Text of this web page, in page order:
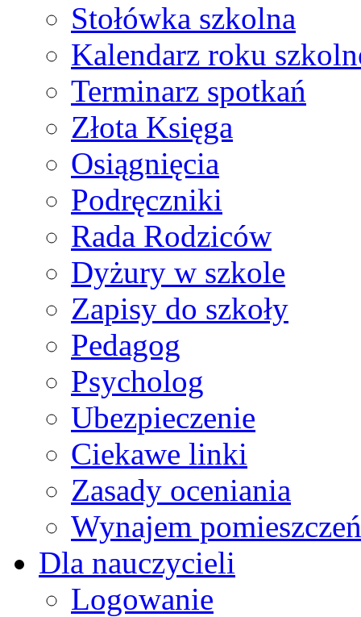
Stołówka szkolna
Kalendarz roku
Terminarz spotkań
Złota Księga
Osiągnięcia
Podręczniki
Rada Rodziców
Dyżury w szkole
Zapisy do szkoły
Pedagog
Psycholog
Ubezpieczenie
Ciekawe linki
Zasady oceniania
Wynajem pomieszczeń
Dla nauczycieli
Logowanie